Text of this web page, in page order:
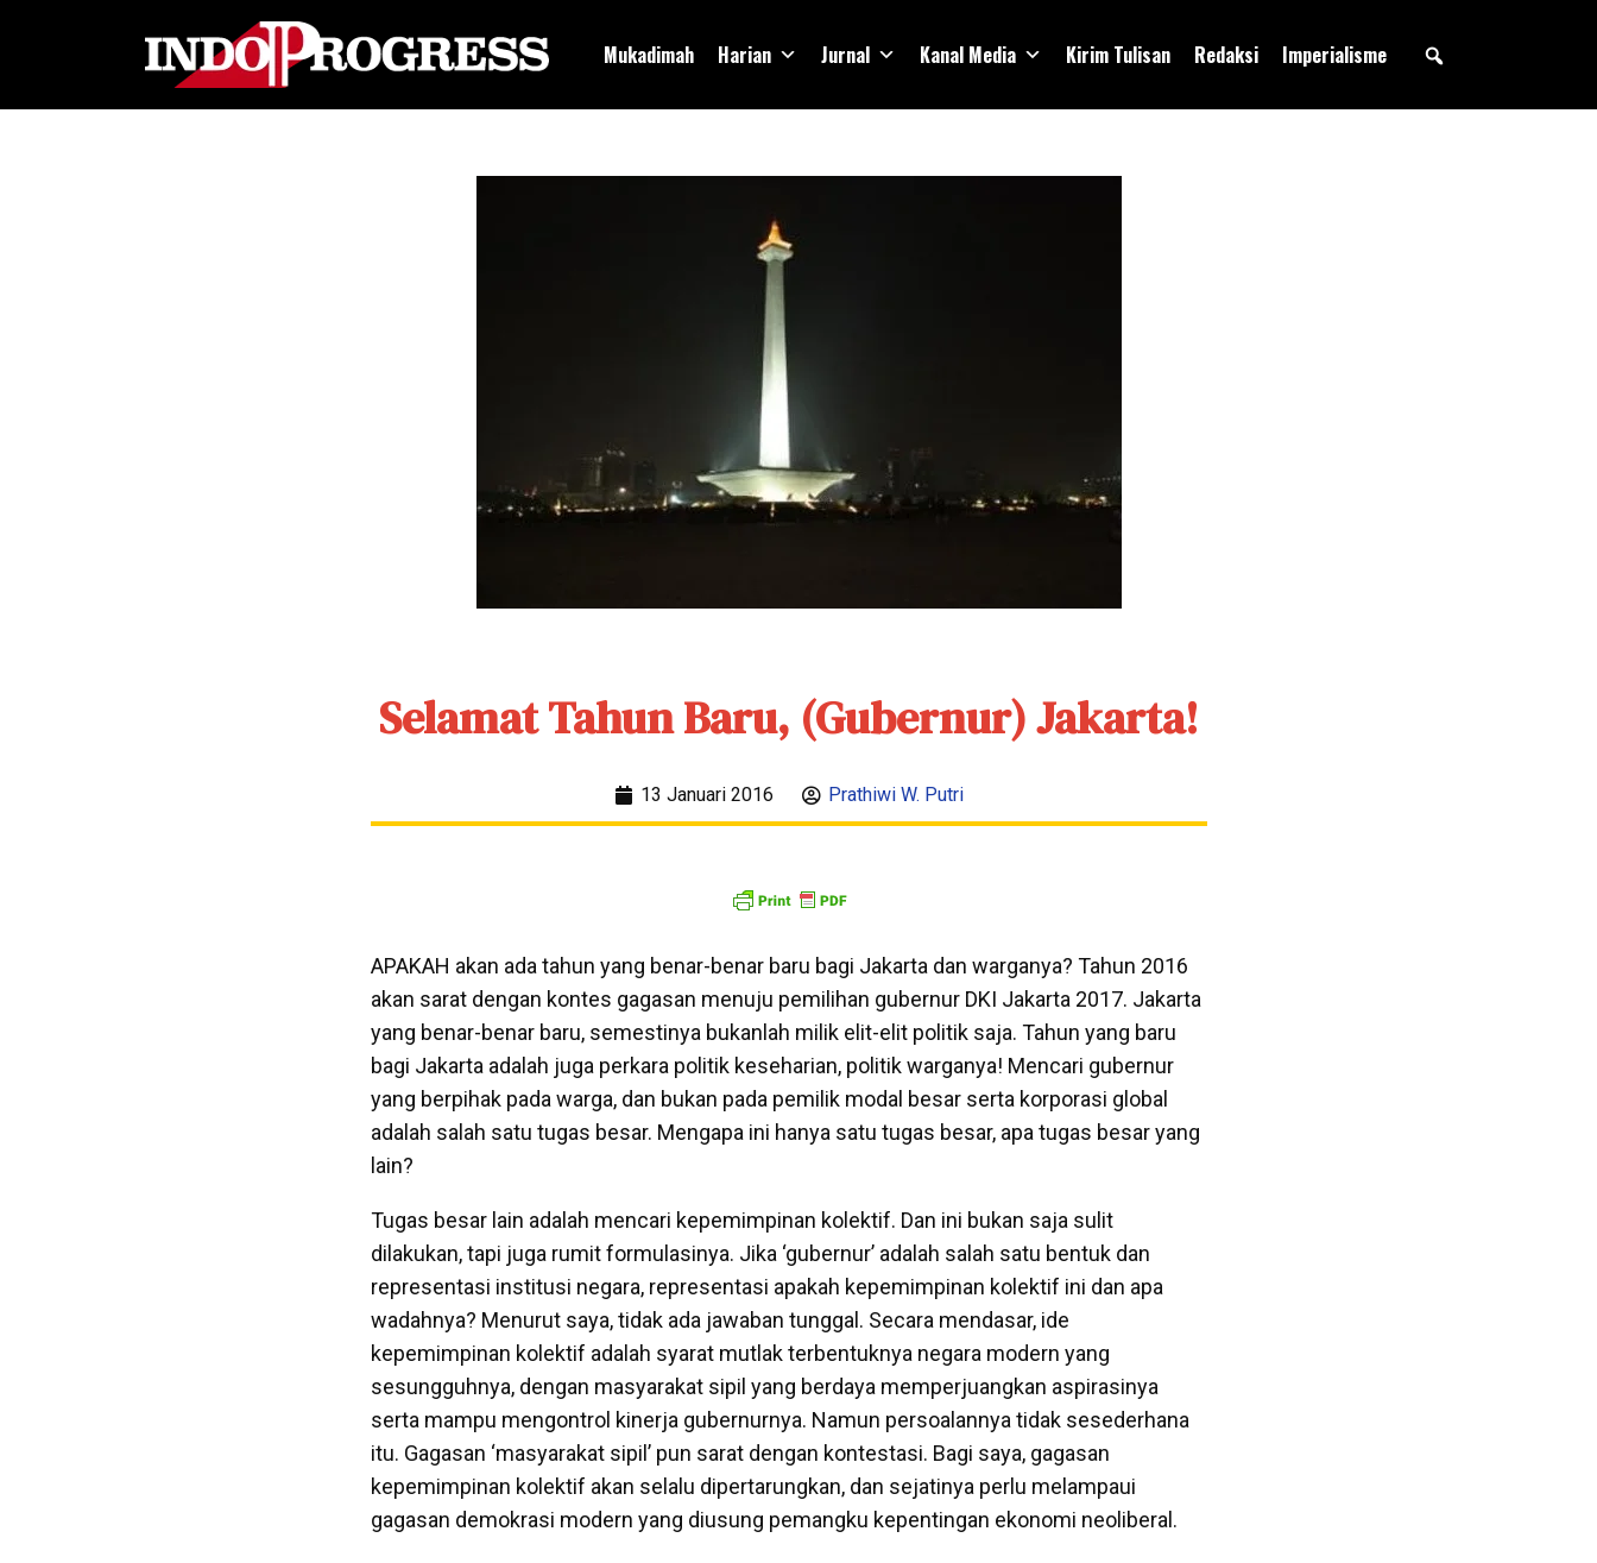
Mukadimah Harian Jurnal Kanal Media Kirim Tulisan Redaksi Imperialisme
Selamat Tahun Baru, (Gubernur) Jakarta!
13 Januari 2016 Prathiwi W. Putri
APAKAH akan ada tahun yang benar-benar baru bagi Jakarta dan warganya? Tahun 2016
akan sarat dengan kontes gagasan menuju pemilihan gubernur DKI Jakarta 2017. Jakarta
yang benar-benar baru, semestinya bukanlah milik elit-elit politik saja. Tahun yang baru
bagi Jakarta adalah juga perkara politik keseharian, politik warganya! Mencari gubernur
yang berpihak pada warga, dan bukan pada pemilik modal besar serta korporasi global
adalah salah satu tugas besar. Mengapa ini hanya satu tugas besar, apa tugas besar yang
lain?
Tugas besar lain adalah mencari kepemimpinan kolektif. Dan ini bukan saja sulit
dilakukan, tapi juga rumit formulasinya. Jika ‘gubernur’ adalah salah satu bentuk dan
representasi institusi negara, representasi apakah kepemimpinan kolektif ini dan apa
wadahnya? Menurut saya, tidak ada jawaban tunggal. Secara mendasar, ide
kepemimpinan kolektif adalah syarat mutlak terbentuknya negara modern yang
sesungguhnya, dengan masyarakat sipil yang berdaya memperjuangkan aspirasinya
serta mampu mengontrol kinerja gubernurnya. Namun persoalannya tidak sesederhana
itu. Gagasan ‘masyarakat sipil’ pun sarat dengan kontestasi. Bagi saya, gagasan
kepemimpinan kolektif akan selalu dipertarungkan, dan sejatinya perlu melampaui
gagasan demokrasi modern yang diusung pemangku kepentingan ekonomi neoliberal.